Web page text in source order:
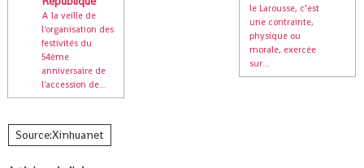
A la veille de
l'organisation des
festivités du
54ème
anniversaire de
l'accession de...
le Larousse, c’est
une contrainte,
physique ou
morale, exercée
sur...
Source:Xinhuanet